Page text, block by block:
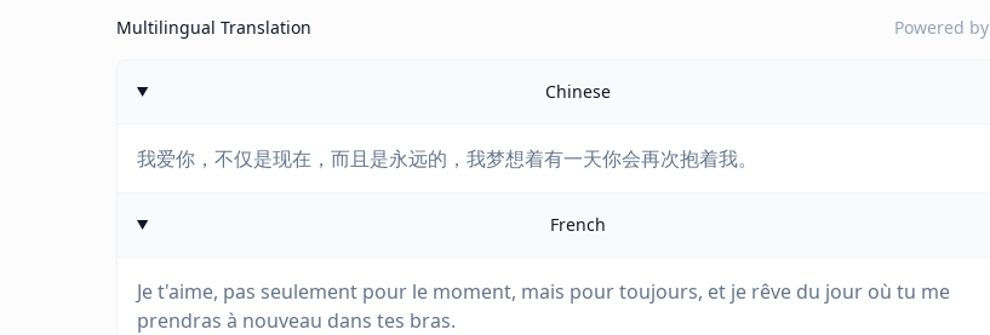
Multilingual Translation Powered by
Chinese
我爱你，不仅是现在，而且是永远的，我梦想着有一天你会再次抱着我。
French
Je t'aime, pas seulement pour le moment, mais pour toujours, et je rêve du jour où tu me
prendras à nouveau dans tes bras.